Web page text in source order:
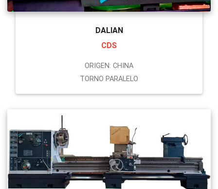
DALIAN
CDS
ORIGEN: CHINA
TORNO PARALELO